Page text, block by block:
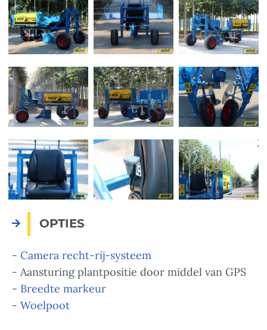
OPTIES
- Camera recht-rij-systeem
- Aansturing plantpositie door middel van GPS
- Breedte markeur
- Woelpoot